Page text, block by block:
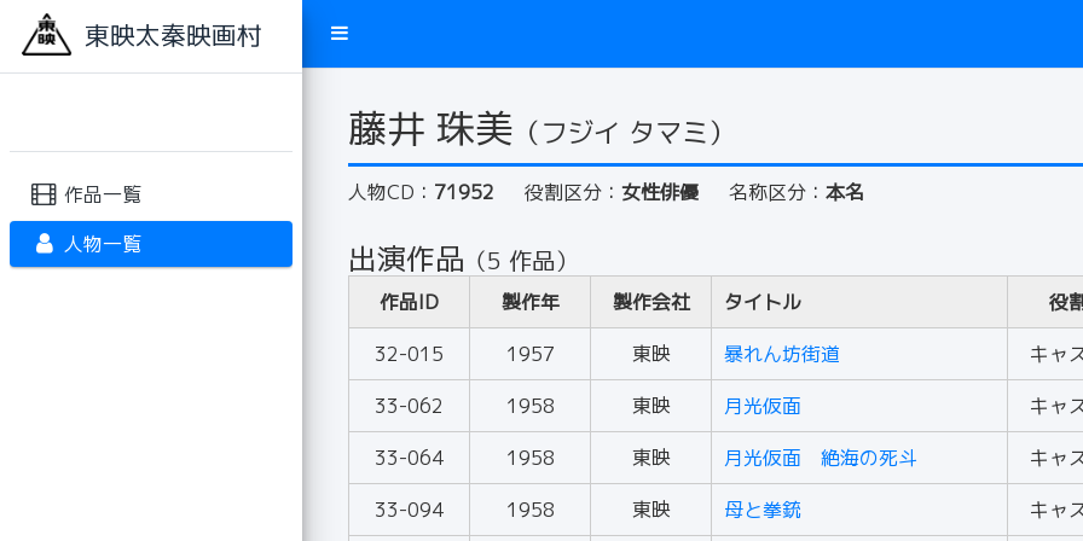
東映太秦映画村
作品一覧
人物一覧
藤井 珠美 （フジイ タマミ）
人物CD： 71952 役割区分： 女性俳優 名称区分： 本名
出演作品 （5 作品）
作品ID 製作年 製作会社 タイトル
役
32-015
1957 東映 暴れん坊街道
キャ
33-062
1958 東映 月光仮面
キャ
33-064
1958 東映 月光仮面 絶海の死斗
キャ
33-094
1958 東映 母と拳銃
キャ